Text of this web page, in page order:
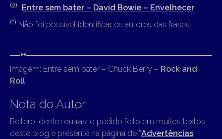
(2) “Entre sem bater – David Bowie – Envelhecer”
(*) Não foi possível identificar os autores das frases.
Imagem: Entre sem bater – Chuck Berry – Rock and
Roll
Nota do Autor
Reitero, dentre outras, o pedido feito em muitos textos
deste blog e presente na página de “Advertências“.